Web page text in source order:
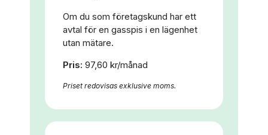
Om du som företagskund har ett
avtal för en gasspis i en lägenhet
utan mätare.
Pris: 97,60 kr/månad
Priset redovisas exklusive moms.